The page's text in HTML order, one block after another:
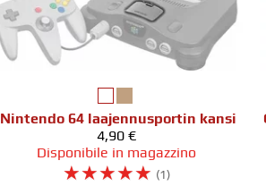
Nintendo 64 laajennusportin kansi
4,90 €
Disponibile in magazzino
☆☆☆☆☆ (1)